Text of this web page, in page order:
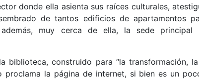
donde ella asienta sus raíces culturales,
de tantos edificios de apartamentos
además, muy cerca de ella, la sede principal
biblioteca, construido para “la transformación,
proclama la página de internet, si bien es un